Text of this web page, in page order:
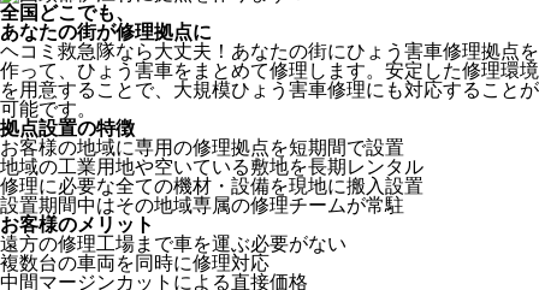
全国どこでも、
あなたの街が修理拠点に
ヘコミ救急隊なら大丈夫！あなたの街にひょう害車修理拠点を
作って、ひょう害車をまとめて修理します。安定した修理環境
を用意することで、大規模ひょう害車修理にも対応することが
可能です。
拠点設置の特徴
お客様の地域に専用の修理拠点を短期間で設置
地域の工業用地や空いている敷地を長期レンタル
修理に必要な全ての機材・設備を現地に搬入設置
設置期間中はその地域専属の修理チームが常駐
お客様のメリット
遠方の修理工場まで車を運ぶ必要がない
複数台の車両を同時に修理対応
中間マージンカットによる直接価格